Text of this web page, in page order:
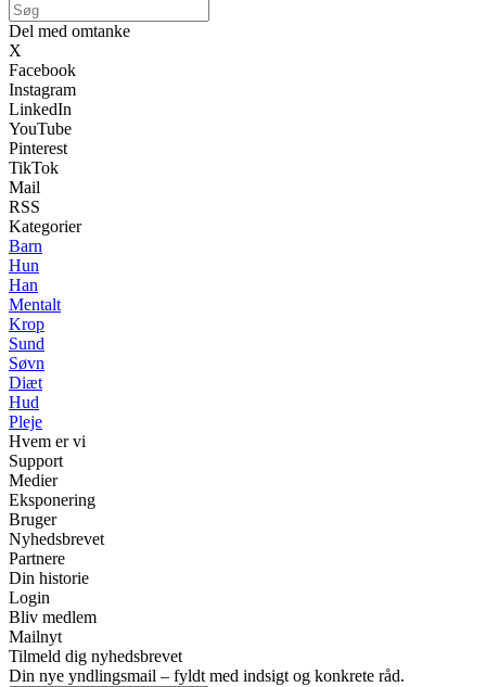
Del med omtanke
X
Facebook
Instagram
LinkedIn
YouTube
Pinterest
TikTok
Mail
RSS
Kategorier
Barn
Hun
Han
Mentalt
Krop
Sund
Søvn
Diæt
Hud
Pleje
Hvem er vi
Support
Medier
Eksponering
Bruger
Nyhedsbrevet
Partnere
Din historie
Login
Bliv medlem
Mailnyt
Tilmeld dig nyhedsbrevet
Din nye yndlingsmail – fyldt med indsigt og konkrete råd.